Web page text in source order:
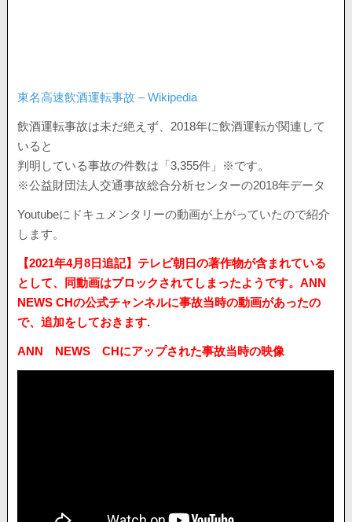
東名高速飲酒運転事故 – Wikipedia
飲酒運転事故は未だ絶えず、2018年に飲酒運転が関連して
いると
判明している事故の件数は「3,355件」※です。
※公益財団法人交通事故総合分析センターの2018年データ
Youtubeにドキュメンタリーの動画が上がっていたので紹介
します。
【2021年4月8日追記】テレビ朝日の著作物が含まれている
として、同動画はブロックされてしまったようです。ANN
NEWS CHの公式チャンネルに事故当時の動画があったの
で、追加をしておきます.
ANN NEWS CHにアップされた事故当時の映像